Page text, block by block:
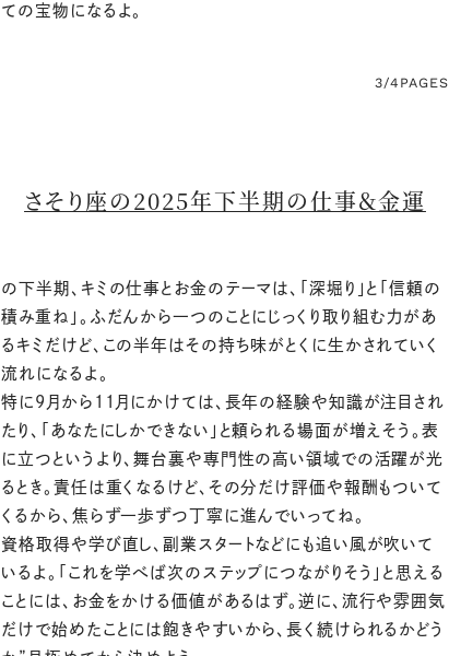
ての宝物になるよ。
3/4 PAGES
さそり座の2025年下半期の仕事＆金運
の下半期、キミの仕事とお金のテーマは、「深堀り」と「信頼の
積み重ね」。ふだんから一つのことにじっくり取り組む力があ
るキミだけど、この半年はその持ち味がとくに生かされていく
流れになるよ。
特に9月から11月にかけては、長年の経験や知識が注目され
たり、「あなたにしかできない」と頼られる場面が増えそう。表
に立つというより、舞台裏や専門性の高い領域での活躍が光
るとき。責任は重くなるけど、その分だけ評価や報酬もついて
くるから、焦らず一歩ずつ丁寧に進んでいってね。
資格取得や学び直し、副業スタートなどにも追い風が吹いて
いるよ。「これを学べば次のステップにつながりそう」と思える
ことには、お金をかける価値があるはず。逆に、流行や雰囲気
だけで始めたことには飽きやすいから、長く続けられるかどう